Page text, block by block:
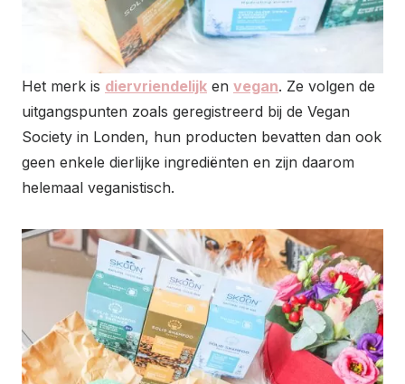
Het merk is diervriendelijk en vegan. Ze volgen de
uitgangspunten zoals geregistreerd bij de Vegan
Society in Londen, hun producten bevatten dan ook
geen enkele dierlijke ingrediënten en zijn daarom
helemaal veganistisch.